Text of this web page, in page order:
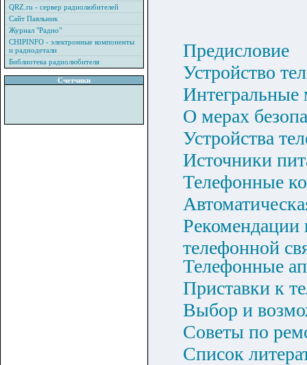
QRZ.ru - сервер радиолюбителей
Сайт Паяльник
Журнал "Радио"
CHIPINFO - электронные компоненты
и радиодетали
Библиотека радиолюбителя
Счетчики
Предисловие
Устройство
О мерах
Устройства
Источники
Телефонные
Рекомендации
телефонной
Телефонные
Приставки к
Выбор и
Советы по
Список